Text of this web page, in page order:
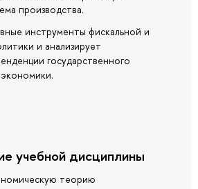
производства.
инструменты фискальной и
и анализирует
государственного
учебной дисциплины
теорию